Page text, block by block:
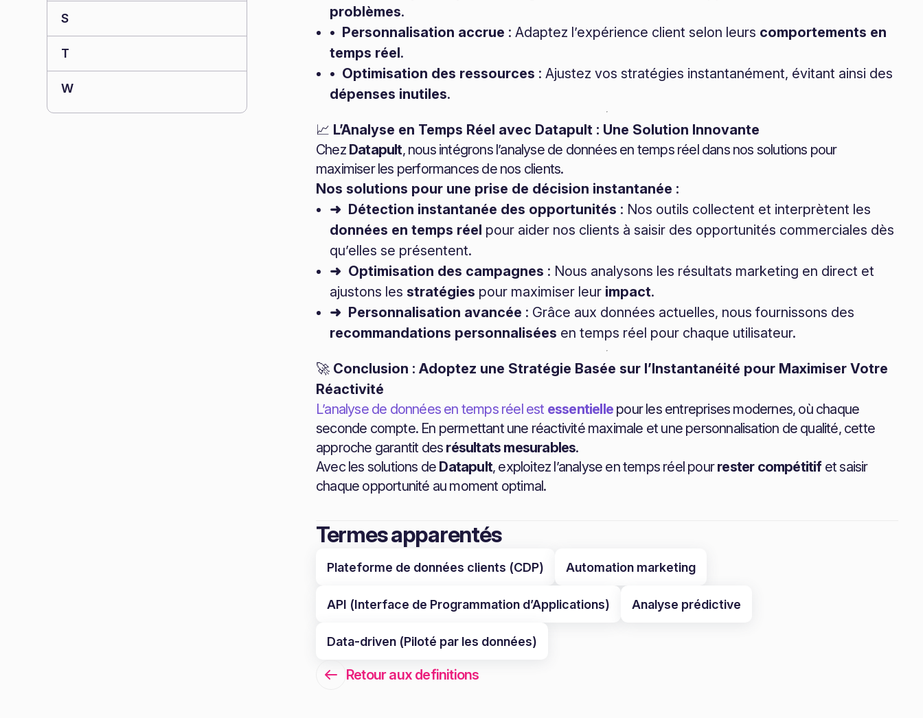
S
T
W
problèmes.
• Personnalisation accrue : Adaptez l’expérience client selon leurs comportements en
temps réel.
• Optimisation des ressources : Ajustez vos stratégies instantanément, évitant ainsi des
dépenses inutiles.
📈 L’Analyse en Temps Réel avec Datapult : Une Solution Innovante
Chez Datapult, nous intégrons l’analyse de données en temps réel dans nos solutions pour
maximiser les performances de nos clients.
Nos solutions pour une prise de décision instantanée :
➜ Détection instantanée des opportunités : Nos outils collectent et interprètent les
données en temps réel pour aider nos clients à saisir des opportunités commerciales dès
qu’elles se présentent.
➜ Optimisation des campagnes : Nous analysons les résultats marketing en direct et
ajustons les stratégies pour maximiser leur impact.
➜ Personnalisation avancée : Grâce aux données actuelles, nous fournissons des
recommandations personnalisées en temps réel pour chaque utilisateur.
🚀 Conclusion : Adoptez une Stratégie Basée sur l’Instantanéité pour Maximiser Votre
Réactivité
L’analyse de données en temps réel est essentielle pour les entreprises modernes, où chaque
seconde compte. En permettant une réactivité maximale et une personnalisation de qualité, cette
approche garantit des résultats mesurables.
Avec les solutions de Datapult, exploitez l’analyse en temps réel pourrester compétitifet saisir
chaque opportunité au moment optimal.
Termes apparentés
Plateforme de données clients (CDP) Automation marketing
API (Interface de Programmation d’Applications) Analyse prédictive
Data-driven (Piloté par les données)
Retour aux definitions